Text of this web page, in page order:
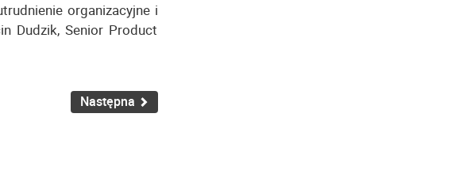
organizacyjne i
Dudzik, Senior Product
Następna